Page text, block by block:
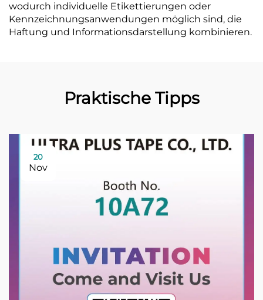
wodurch individuelle Etikettierungen oder
Kennzeichnungsanwendungen möglich sind, die
Haftung und Informationsdarstellung kombinieren.
Praktische Tipps
20
Nov